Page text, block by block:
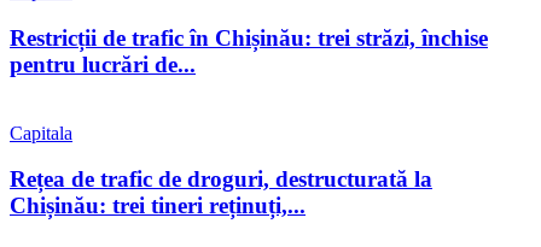
Restricții de trafic în Chișinău: trei străzi, închise
pentru lucrări de...
Capitala
Rețea de trafic de droguri, destructurată la
Chișinău: trei tineri reținuți,...